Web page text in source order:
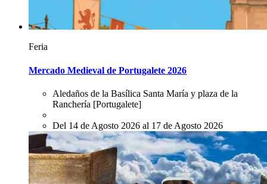
Feria
Mercado Medieval de Portugalete 2026
Aledaños de la Basílica Santa María y plaza de la
Ranchería [Portugalete]
Del 14 de Agosto 2026 al 17 de Agosto 2026